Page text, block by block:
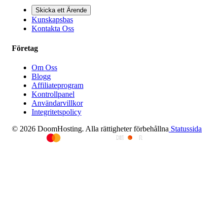
Skicka ett Ärende
Kunskapsbas
Kontakta Oss
Företag
Om Oss
Blogg
Affiliateprogram
Kontrollpanel
Användarvillkor
Integritetspolicy
© 2026 DoomHosting. Alla rättigheter förbehållna Statussida